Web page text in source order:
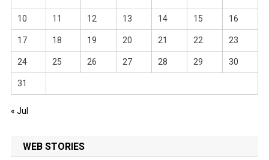
10 11 12 13 14 15 16
17 18 19 20 21 22 23
24 25 26 27 28 29 30
31
« Jul
WEB STORIES